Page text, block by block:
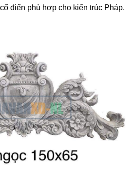
điển phù hợp cho kiến trúc Pháp.